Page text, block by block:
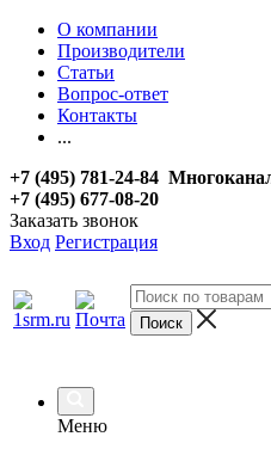
О компании
Производители
Статьи
Вопрос-ответ
Контакты
...
+7 (495) 781-24-84
+7 (495) 677-08-20
Заказать звонок
Вход Регистрация
Меню